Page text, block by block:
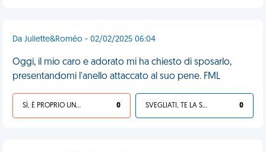
Da Juliette&Roméo - 02/02/2025 06:04
Oggi, il mio caro e adorato mi ha chiesto di sposarlo,
presentandomi l'anello attaccato al suo pene. FML
SÌ, È PROPRIO UNA VDM! 0 SVEGLIATI, TE LA SEI CERCATA! 0